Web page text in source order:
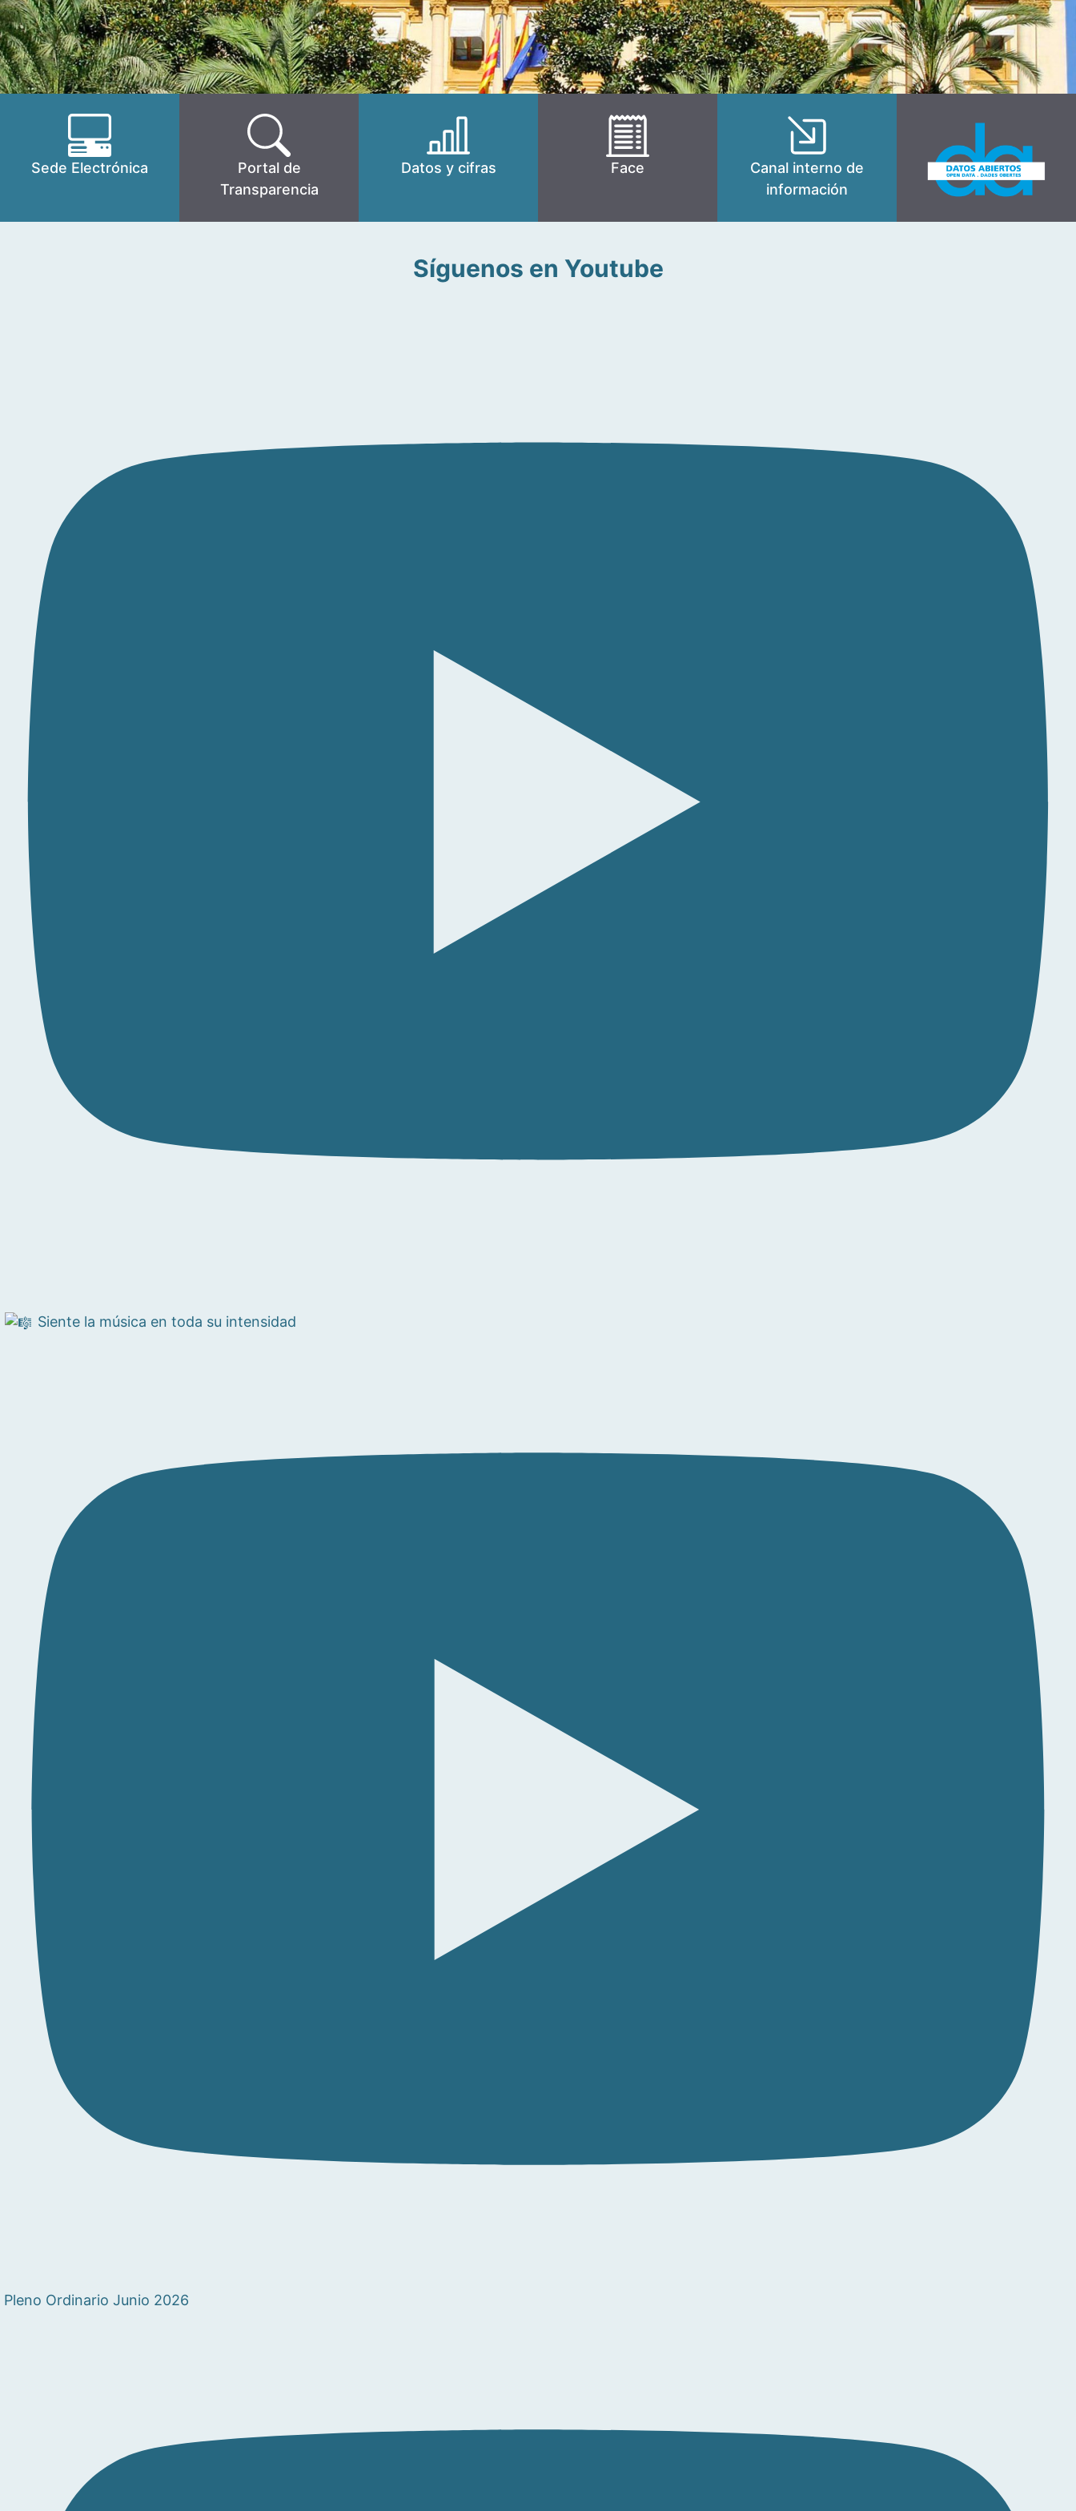
Sede Electrónica
Portal de
Transparencia
Datos y cifras Face
Canal interno de
información
Síguenos en Youtube
Siente la música en toda su intensidad
Pleno Ordinario Junio 2026